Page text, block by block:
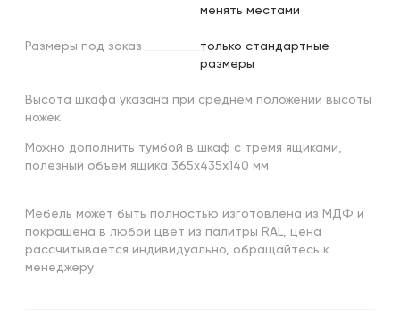
менять местами
Размеры под заказ
только стандартные
размеры
Высота шкафа указана при среднем положении высоты
ножек
Можно дополнить тумбой в шкаф с тремя ящиками,
полезный объем ящика 365х435х140 мм
Мебель может быть полностью изготовлена из МДФ и
покрашена в любой цвет из палитры RAL, цена
рассчитывается индивидуально, обращайтесь к
менеджеру